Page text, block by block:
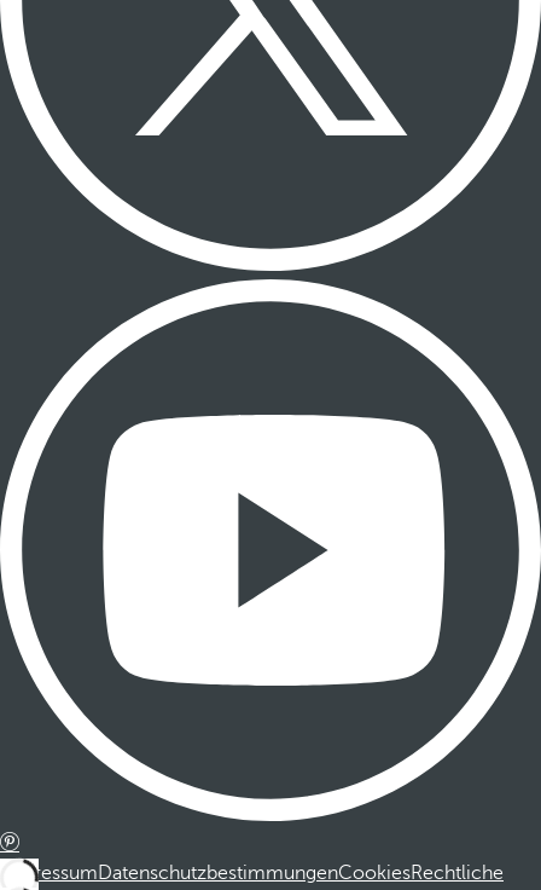
ImpressumDatenschutzbestimmungenCookiesRechtliche